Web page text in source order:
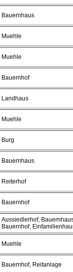
Bauernhaus
Muehle
Muehle
Bauernhof
Landhaus
Muehle
Burg
Bauernhaus
Reiterhof
Bauernhof
Aussiedlerhof,
Bauernhof,
Muehle
Bauernhof, Reitanlage